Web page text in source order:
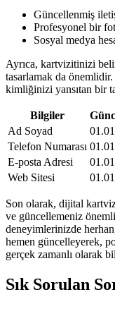
Güncellenmiş
Profesyonel bir
Sosyal medya
Ayrıca, kartvizitinizi
tasarlamak da
kimliğinizi yansıtan bir
Bilgiler
Ad Soyad
Telefon Numarası
E-posta Adresi
Web Sitesi
Son olarak, dijital
ve güncellemeniz
deneyimlerinizde
hemen güncelleyerek,
gerçek zamanlı olarak
Sık Sorulan